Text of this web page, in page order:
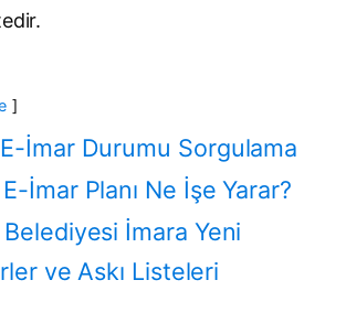
İmar Durumu Sorgulama
İmar Planı Ne İşe Yarar?
İmara Yeni
ve Askı Listeleri